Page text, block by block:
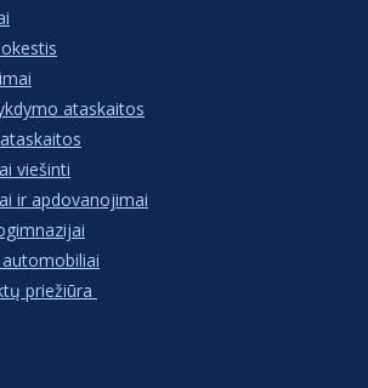
ataskaitos
viešinti
ir apdovanojimai
priežiūra